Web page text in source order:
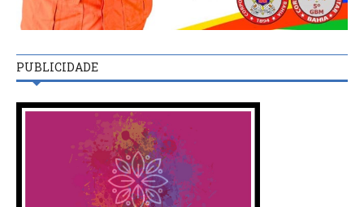
PUBLICIDADE